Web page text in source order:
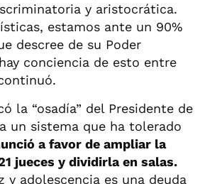
y aristocrática.
estamos ante un 90%
descree de su Poder
conciencia de esto entre
la “osadía” del Presidente de
un sistema que ha tolerado
a favor de ampliar la
jueces y dividirla en salas.
y adolescencia es una deuda